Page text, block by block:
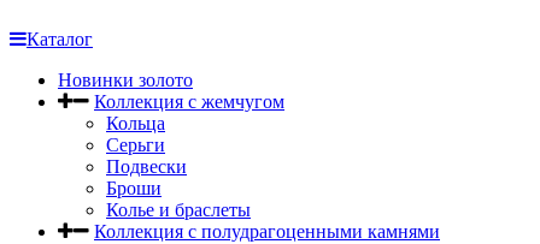
Каталог
Новинки золото
Коллекция с жемчугом
Кольца
Серьги
Подвески
Броши
Колье и браслеты
Коллекция с полудрагоценными камнями